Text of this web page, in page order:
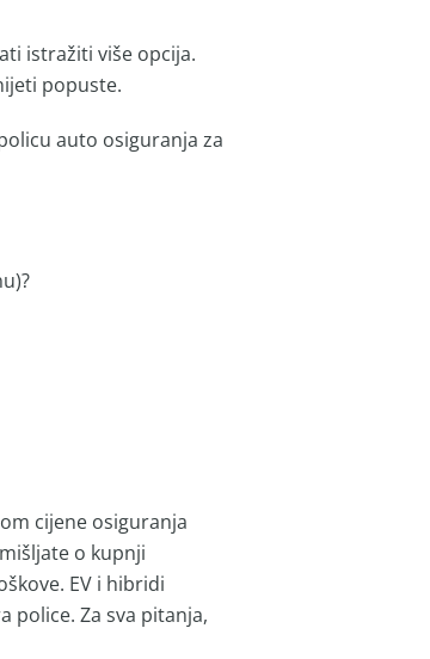
istražiti više opcija.
popuste.
auto osiguranja za
cijene osiguranja
o kupnji
EV i hibridi
police. Za sva pitanja,